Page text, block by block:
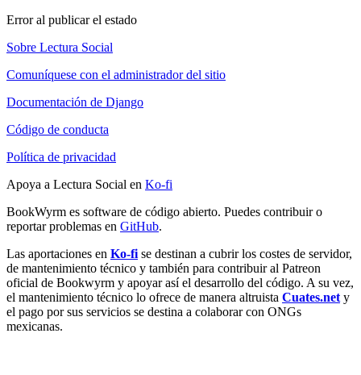
Error al publicar el estado
Sobre Lectura Social
Comuníquese con el administrador del sitio
Documentación de Django
Código de conducta
Política de privacidad
Apoya a Lectura Social en Ko-fi
BookWyrm es software de código abierto. Puedes contribuir o
reportar problemas en GitHub.
Las aportaciones en Ko-fi se destinan a cubrir los costes de servidor,
de mantenimiento técnico y también para contribuir al Patreon
oficial de Bookwyrm y apoyar así el desarrollo del código. A su vez,
el mantenimiento técnico lo ofrece de manera altruista Cuates.net y
el pago por sus servicios se destina a colaborar con ONGs
mexicanas.